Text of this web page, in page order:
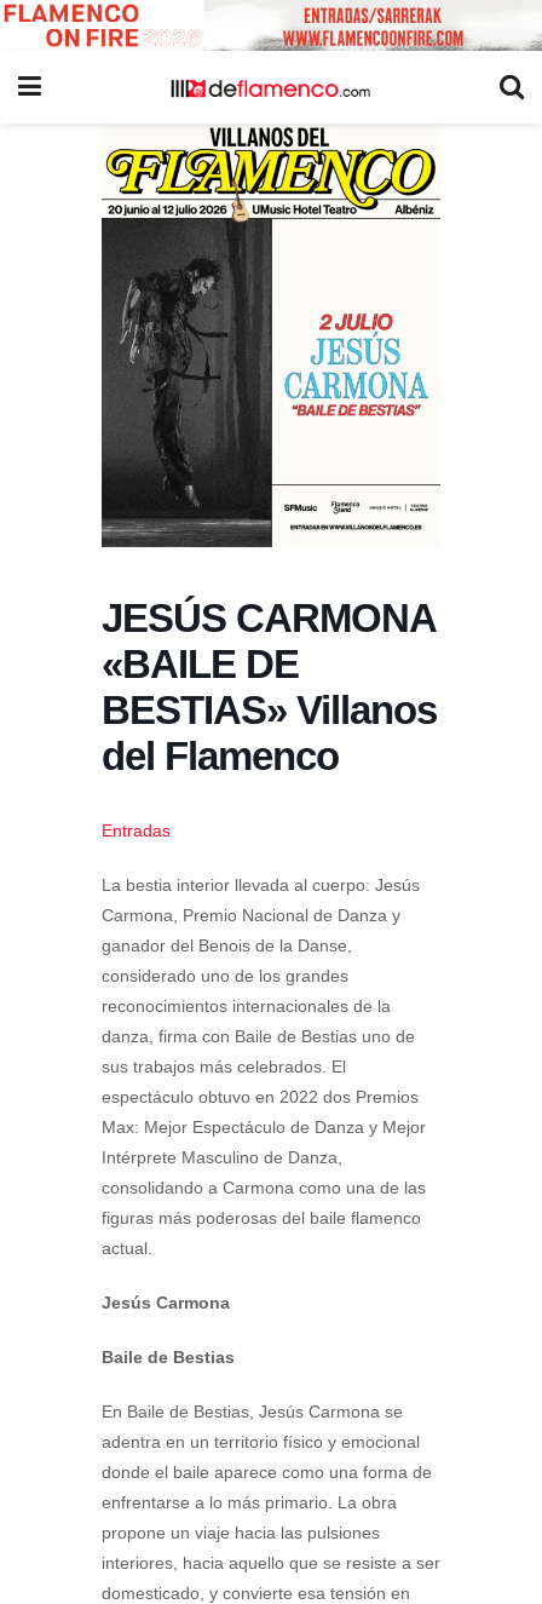
JESÚS CARMONA
«BAILE DE
BESTIAS» Villanos
del Flamenco
Entradas
La bestia interior llevada al cuerpo: Jesús
Carmona, Premio Nacional de Danza y
ganador del Benois de la Danse,
considerado uno de los grandes
reconocimientos internacionales de la
danza, firma con Baile de Bestias uno de
sus trabajos más celebrados. El
espectáculo obtuvo en 2022 dos Premios
Max: Mejor Espectáculo de Danza y Mejor
Intérprete Masculino de Danza,
consolidando a Carmona como una de las
figuras más poderosas del baile flamenco
actual.
Jesús Carmona
Baile de Bestias
En Baile de Bestias, Jesús Carmona se
adentra en un territorio físico y emocional
donde el baile aparece como una forma de
enfrentarse a lo más primario. La obra
propone un viaje hacia las pulsiones
interiores, hacia aquello que se resiste a ser
domesticado, y convierte esa tensión en